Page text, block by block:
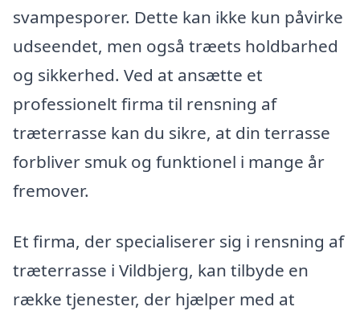
svampesporer. Dette kan ikke kun påvirke
udseendet, men også træets holdbarhed
og sikkerhed. Ved at ansætte et
professionelt firma til rensning af
træterrasse kan du sikre, at din terrasse
forbliver smuk og funktionel i mange år
fremover.
Et firma, der specialiserer sig i rensning af
træterrasse i Vildbjerg, kan tilbyde en
række tjenester, der hjælper med at